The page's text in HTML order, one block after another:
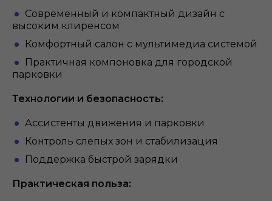
Современный и компактный дизайн с
высоким клиренсом
Комфортный салон с мультимедиа системой
Практичная компоновка для городской
парковки
Технологии и безопасность:
Ассистенты движения и парковки
Контроль слепых зон и стабилизация
Поддержка быстрой зарядки
Практическая польза: